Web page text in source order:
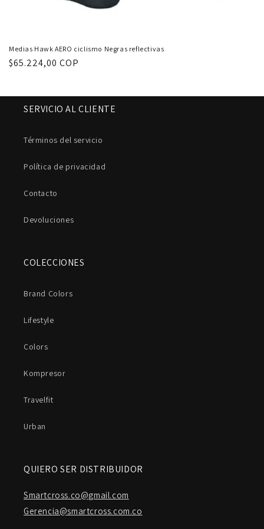
Medias Hawk AERO ciclismo Negras reflectivas
Precio
$65.224,00 COP
SERVICIO AL CLIENTE
Términos del servicio
Política de privacidad
Contacto
Devoluciones
COLECCIONES
Brand Colors
Lifestyle
Colors
Kompresor
Travelfit
Urban
QUIERO SER DISTRIBUIDOR
Smartcross.co@gmail.com
Gerencia@smartcross.com.co